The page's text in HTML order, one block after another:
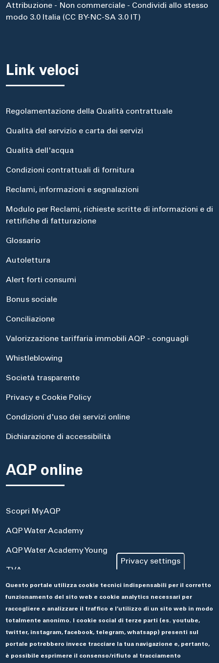
Attribuzione - Non commerciale - Condividi allo stesso
modo 3.0 Italia (CC BY-NC-SA 3.0 IT)
Link veloci
Regolamentazione della Qualità contrattuale
Qualità del servizio e carta dei servizi
Qualità dell'acqua
Condizioni contrattuali di fornitura
Reclami, informazioni e segnalazioni
Modulo per Reclami, richieste scritte di informazioni e di
rettifiche di fatturazione
Glossario
Autolettura
Alert forti consumi
Bonus sociale
Conciliazione
Valorizzazione tariffaria immobili AQP - conguagli
Whistleblowing
Società trasparente
Privacy e Cookie Policy
Condizioni d'uso dei servizi online
Dichiarazione di accessibilità
AQP online
Scopri MyAQP
AQP Water Academy
AQP Water Academy Young
TVA
Portale Acquisti
Aseco
Privacy settings
Questo portale utilizza cookie tecnici indispensabili per il corretto
funzionamento del sito web e cookie analytics necessari per
raccogliere e analizzare il traffico e l’utilizzo di un sito web in modo
totalmente anonimo. I cookie social di terze parti (es. youtube,
twitter, instagram, facebook, telegram, whatsapp) presenti sul
portale potrebbero invece tracciare la tua navigazione e, pertanto,
è possibile esprimere il consenso/rifiuto al tracciamento